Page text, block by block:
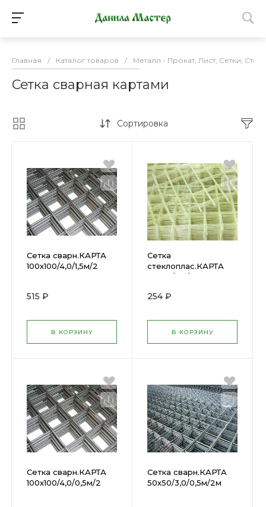
Главная / Каталог товаров / Металл - Прокат, Лист, Сетки,
Сетка сварная картами
Сортировка
Сетка сварн.КАРТА
100х100/4,0/1,5м/2
515 ₽
В КОРЗИНУ
Сетка
стеклоплас.КАРТА
50х50/3.0/0,5м*2
254 ₽
В КОРЗИНУ
Сетка сварн.КАРТА
100х100/4,0/0,5м/2
Сетка сварн.КАРТА
50х50/3,0/0,5м/2м